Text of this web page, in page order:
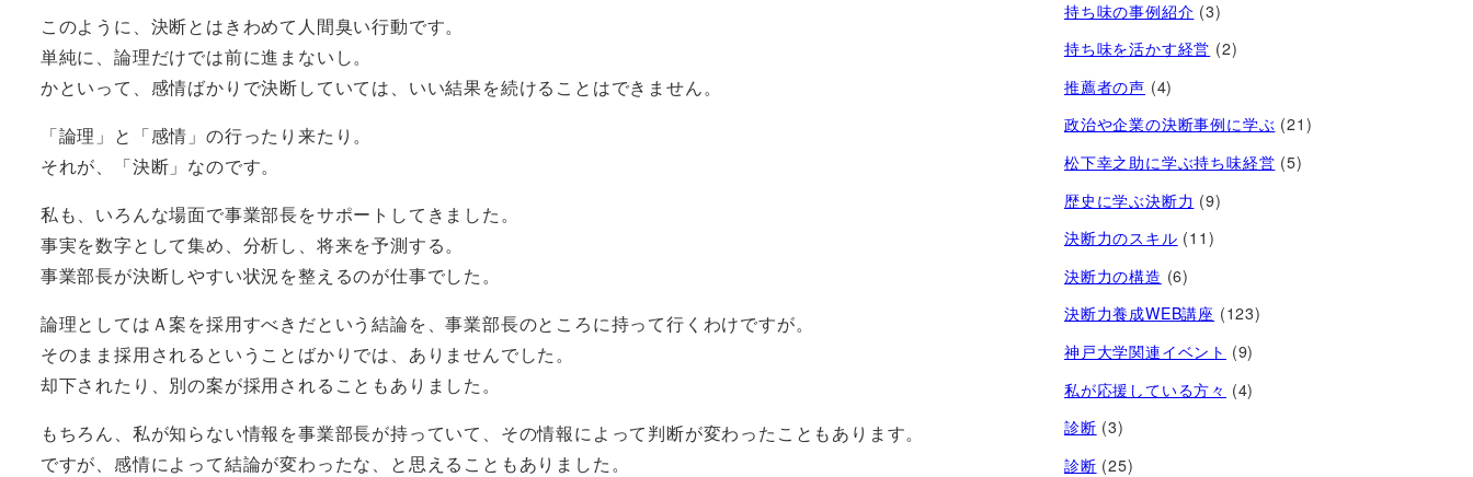
このように、決断とはきわめて人間臭い行動です。
単純に、論理だけでは前に進まないし。
かといって、感情ばかりで決断していては、いい結果を続けることはできません。
「論理」と「感情」の行ったり来たり。
それが、「決断」なのです。
私も、いろんな場面で事業部長をサポートしてきました。
事実を数字として集め、分析し、将来を予測する。
事業部長が決断しやすい状況を整えるのが仕事でした。
論理としてはＡ案を採用すべきだという結論を、事業部長のところに持って行くわけですが。
そのまま採用されるということばかりでは、ありませんでした。
却下されたり、別の案が採用されることもありました。
もちろん、私が知らない情報を事業部長が持っていて、その情報によって判断が変わったこともあります。
ですが、感情によって結論が変わったな、と思えることもありました。
持ち味の事例紹介 (3)
持ち味を活かす経営​ (2)
推薦者の声 (4)
政治や企業の決断事例に学ぶ (21)
松下幸之助に学ぶ持ち味経営 (5)
歴史に学ぶ決断力 (9)
決断力のスキル (11)
決断力の構造 (6)
決断力養成WEB講座 (123)
神戸大学関連イベント (9)
私が応援している方々 (4)
診断 (3)
診断 (25)